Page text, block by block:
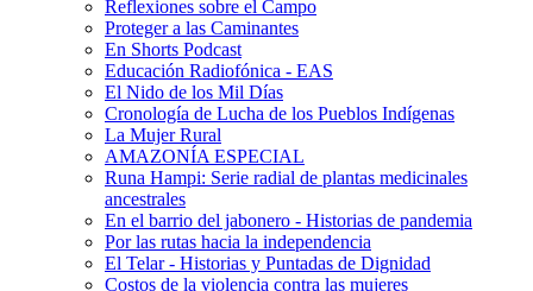
Reflexiones sobre el Campo
Proteger a las Caminantes
En Shorts Podcast
Educación Radiofónica - EAS
El Nido de los Mil Días
Cronología de Lucha de los Pueblos Indígenas
La Mujer Rural
AMAZONÍA ESPECIAL
Runa Hampi: Serie radial de plantas medicinales
ancestrales
En el barrio del jabonero - Historias de pandemia
Por las rutas hacia la independencia
El Telar - Historias y Puntadas de Dignidad
Costos de la violencia contra las mujeres